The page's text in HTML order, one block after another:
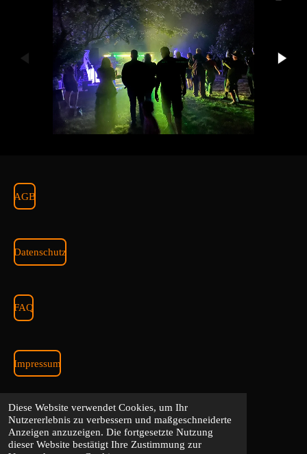
Diese Website verwendet Cookies, um Ihr
Nutzererlebnis zu verbessern und maßgeschneiderte
Anzeigen anzuzeigen. Die fortgesetzte Nutzung
dieser Website bestätigt Ihre Zustimmung zur
AGB
Datenschutz
FAQ
Impressum
© 2024 - 2026 Steinberg Festival
Mit Unterstützung vonWebador